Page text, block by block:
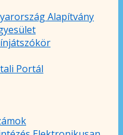
Alapítvány
Portál